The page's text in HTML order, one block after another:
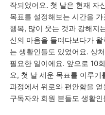
작되었어요. 첫 날은 현재 자
목표를 설정해보는 시간을
행복, 많이 웃는 것과 강해지
신의 마음을 들여다보다가
는 생활인들도 있었어요. 상
필요한 일이에요. 앞으로 10
요, 첫 날 세운 목표를 이루
과정에서 위로와 편안함을
구독자와 회원 분들도 생활